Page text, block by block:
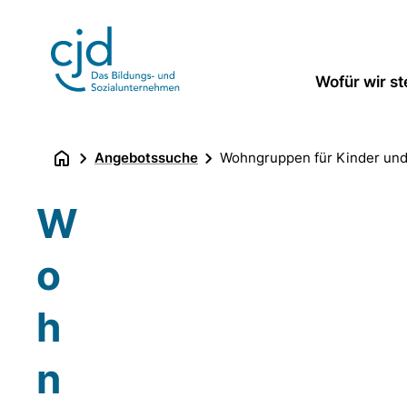
Wofür wir
Angebotssuche Wohngruppen für Kinder
W
o
h
n